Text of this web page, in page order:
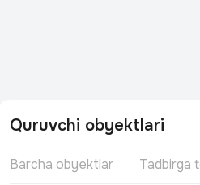
Quruvchi obyektlari
Barcha obyektlar Tadbirga